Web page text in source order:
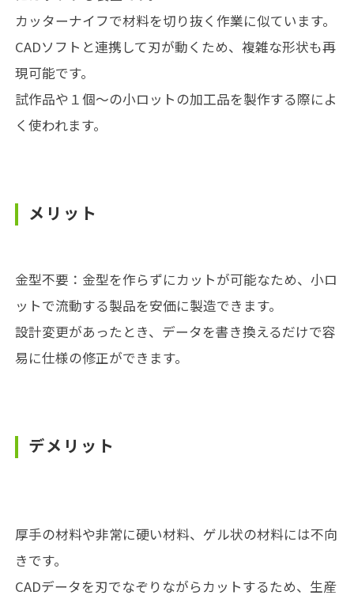
カッターナイフで材料を切り抜く作業に似ています。
CADソフトと連携して刃が動くため、複雑な形状も再
現可能です。
試作品や１個～の小ロットの加工品を製作する際によ
く使われます。
メリット
金型不要：金型を作らずにカットが可能なため、小ロ
ットで流動する製品を安価に製造できます。
設計変更があったとき、データを書き換えるだけで容
易に仕様の修正ができます。
デメリット
厚手の材料や非常に硬い材料、ゲル状の材料には不向
きです。
CADデータを刃でなぞりながらカットするため、生産